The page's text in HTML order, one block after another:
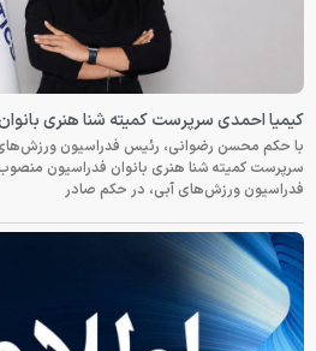
کیمیا احمدی سرپرست کمیته شنا هنری
با حکم محسن رضوانی، رئیس فدراسیون ورزش‌های
سرپرست کمیته شنا هنری بانوان فدراسیون
فدراسیون ورزش‌های آبی، در حکم صادر